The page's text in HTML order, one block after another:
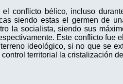
conflicto bélico, incluso
siendo estas el germen de
la socialista, siendo sus
Este conflicto fue
ideológico, si no que se
territorial la cristalización